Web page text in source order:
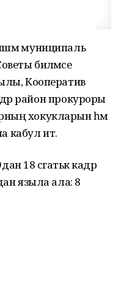
муниципаль
биләмәсе
Кооператив
район прокуроры
хокукларын һәм
кабул итә.
18 сәгатькә кадәр
языла ала: 8